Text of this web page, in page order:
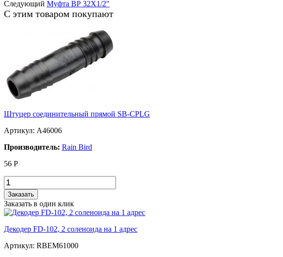
Следующий Муфта ВР 32Х1/2"
С этим товаром покупают
Штуцер соединительный прямой SB-CPLG
Артикул: A46006
Производитель: Rain Bird
56 Р
Заказать
Заказать в один клик
Декодер FD-102, 2 соленоида на 1 адрес
Артикул: RBEM61000